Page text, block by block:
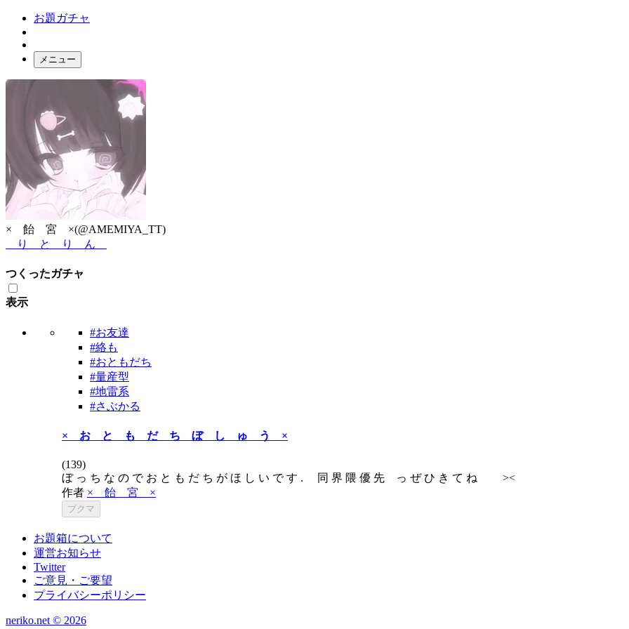
お題ガチャ
メニュー
お題箱
ログイン
× 飴 宮 ×(@AMEMIYA_TT)
り と り ん
つくったガチャ
表示
#お友達
#絡も
#おともだち
#量産型
#地雷系
#さぶかる
× お と も だ ち ぼ し ゅ う ×
(139)
ぼ っ ち な の で お と も だ ち が ほ し い で す . 同 界 隈 優 先 っ ぜ ひ き て
作者 × 飴 宮 ×
ブクマ
お題箱について
運営お知らせ
Twitter
ご意見・ご要望
プライバシーポリシー
neriko.net © 2026